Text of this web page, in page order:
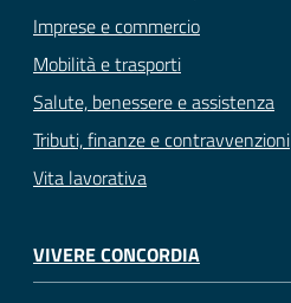
Imprese e commercio
Mobilità e trasporti
Salute, benessere e assistenza
Tributi, finanze e contravvenzioni
Vita lavorativa
VIVERE CONCORDIA